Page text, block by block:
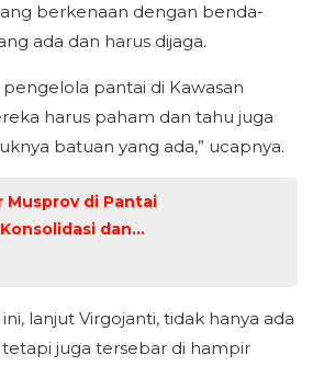
berkenaan dengan benda-
ada dan harus dijaga.
pantai di Kawasan
harus paham dan tahu juga
batuan yang ada,” ucapnya.
Musprov di Pantai
dan
lanjut Virgojanti, tidak hanya ada
juga tersebar di hampir